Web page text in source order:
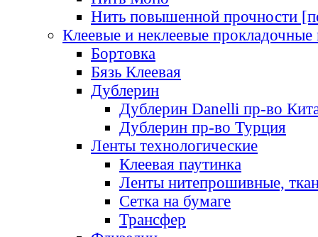
Нить повышенной прочности
Клеевые и неклеевые прокладочные
Бортовка
Бязь Клеевая
Дублерин
Дублерин Danelli пр-во
Дублерин пр-во Турция
Ленты технологические
Клеевая паутинка
Ленты нитепрошивные,
Сетка на бумаге
Трансфер